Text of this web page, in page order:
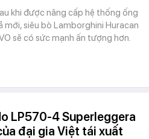
khi được nâng cấp hệ thống ống
mới, siêu bò Lamborghini Huracan
sẽ có sức mạnh ấn tượng hơn.
LP570-4 Superleggera
đại gia Việt tái xuất